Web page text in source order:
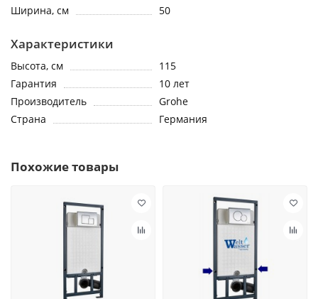
Ширина, см
50
Характеристики
Высота, см
115
Гарантия
10 лет
Производитель
Grohe
Страна
Германия
Похожие товары